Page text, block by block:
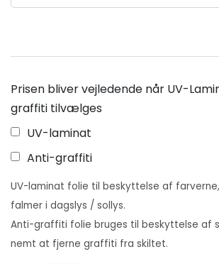
Prisen bliver vejledende når UV-
graffiti tilvælges
UV-laminat
Anti-graffiti
UV-laminat folie til beskyttelse af
falmer i dagslys / sollys.
Anti-graffiti folie bruges til beskyttelse af
nemt at fjerne graffiti fra skiltet.